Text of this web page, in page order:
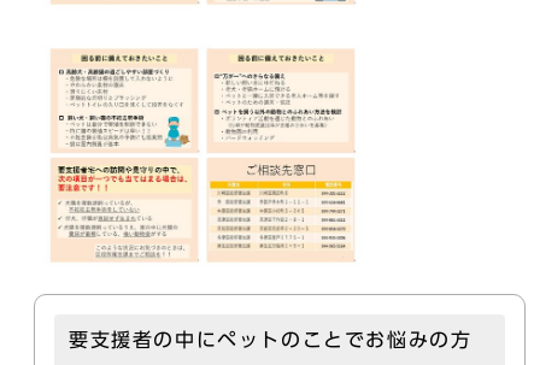
要支援者の中にペットのことでお悩みの方